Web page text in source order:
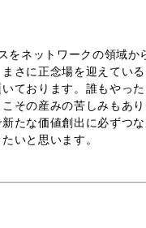
をネットワークの領域か
さに正念場を迎えてい
ております。誰もやっ
その産みの苦しみもあ
たな価値創出に必ずつな
いと思います。